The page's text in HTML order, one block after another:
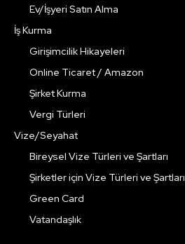
Ev/İşyeri Satın Alma
İş Kurma
Girişimcilik Hikayeleri
Online Ticaret / Amazon
Şirket Kurma
Vergi Türleri
Vize/Seyahat
Bireysel Vize Türleri ve Şartları
Şirketler için Vize Türleri ve Şartları
Green Card
Vatandaşlık